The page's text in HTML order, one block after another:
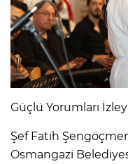
Güçlü Yorumları
Şef Fatih
Osmangazi